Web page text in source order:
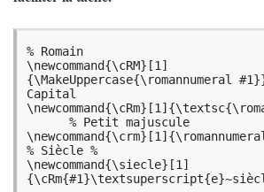
% Romain
\newcommand{\cRM}[1]
{\MakeUppercase{\romannumeral
Capital
% Petit majuscule
% Siècle %
\newcommand{\siecle}[1]